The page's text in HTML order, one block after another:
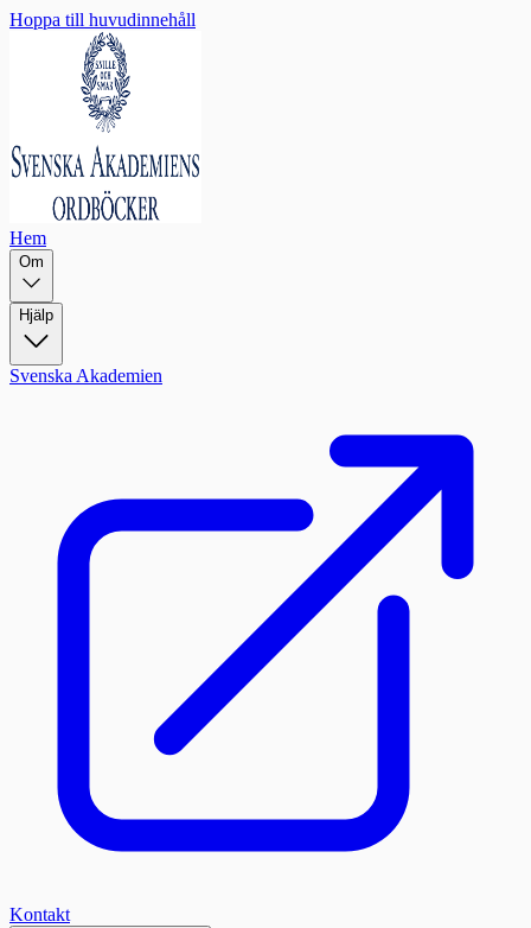
Hoppa till huvudinnehåll
Hem
Om
Hjälp
Svenska Akademien
Kontakt